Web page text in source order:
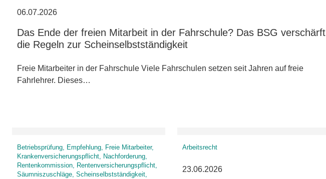
06.07.2026
Das Ende der freien Mitarbeit in der Fahrschule? Das BSG verschärft
die Regeln zur Scheinselbstständigkeit
Freie Mitarbeiter in der Fahrschule Viele Fahrschulen setzen seit Jahren auf freie
Fahrlehrer. Dieses…
Betriebsprüfung, Empfehlung, Freie Mitarbeiter,
Krankenversicherungspflicht, Nachforderung,
Rentenkommission, Rentenversicherungspflicht,
Säumniszuschläge, Scheinselbstständigkeit,
Arbeitsrecht
23.06.2026